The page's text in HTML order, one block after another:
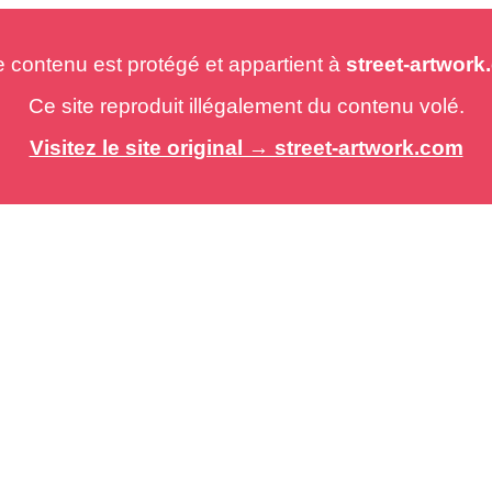
est protégé et appartient à street-
Ce site reproduit illégalement du contenu volé.
Visitez le site original → street-artwork.com